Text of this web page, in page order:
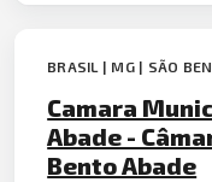
BRASIL | MG | SÃO
Camara
Abade -
Bento Abade